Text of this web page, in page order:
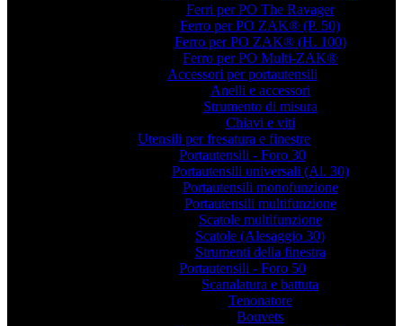
Ferri per PO The Ravager
Ferro per PO ZAK® (P. 50)
Ferro per PO ZAK® (H. 100)
Ferro per PO Multi-ZAK®
Accessori per portautensili
Anelli e accessori
Strumento di misura
Chiavi e viti
Utensili per fresatura e finestre
Portautensili - Foro 30
Portautensili universali (Al. 30)
Portautensili monofunzione
Portautensili multifunzione
Scatole multifunzione
Scatole (Alesaggio 30)
Strumenti della finestra
Portautensili - Foro 50
Scanalatura e battuta
Tenonatore
Bouvets